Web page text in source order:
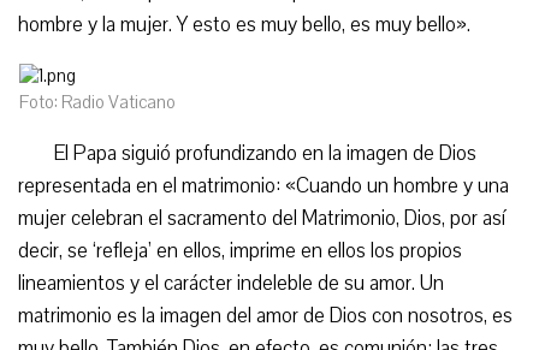
hombre y la mujer. Y esto es muy bello, es muy bello».
Foto: Radio Vaticano
El Papa siguió profundizando en la imagen de Dios
representada en el matrimonio: «Cuando un hombre y una
mujer celebran el sacramento del Matrimonio, Dios, por así
decir, se ‘refleja’ en ellos, imprime en ellos los propios
lineamientos y el carácter indeleble de su amor. Un
matrimonio es la imagen del amor de Dios con nosotros, es